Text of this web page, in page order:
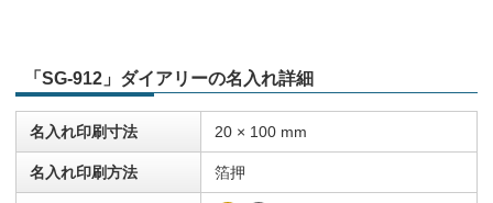
「SG-912」ダイアリーの名入れ詳細
名入れ印刷寸法 20 × 100 mm
名入れ印刷方法 箔押